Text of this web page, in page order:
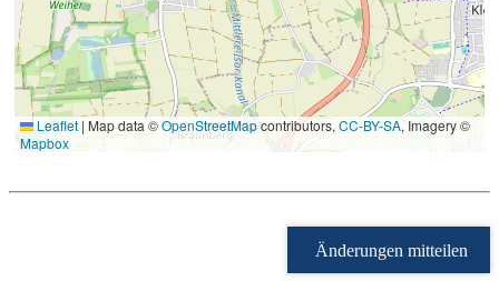
Leaflet | Map data ©OpenStreetMapcontributors, CC-BY-SA, Imagery ©
Mapbox
Änderungen mitteilen